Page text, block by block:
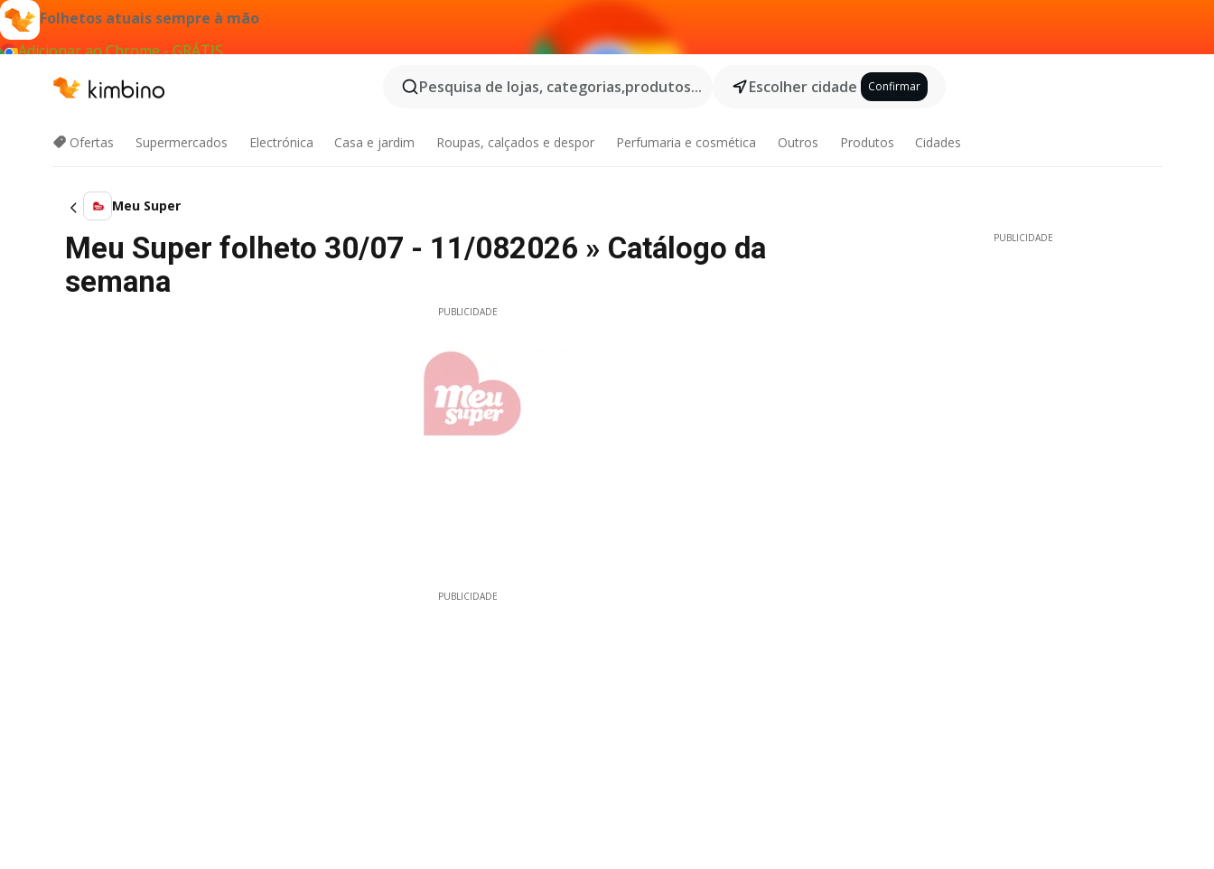
Folhetos atuais sempre à mão
Adicionar ao Chrome - GRÁTIS
Pesquisa de lojas, categorias,produtos...
Escolher cidade Confirmar
Ofertas Supermercados Electrónica Casa e jardim Roupas, calçados e despor Perfumaria e cosmética Outros Produtos Cidades
Meu Super
Meu Super folheto 30/07 - 11/082026 » Catálogo da
semana
PUBLICIDADE
PUBLICIDADE
PUBLICIDADE